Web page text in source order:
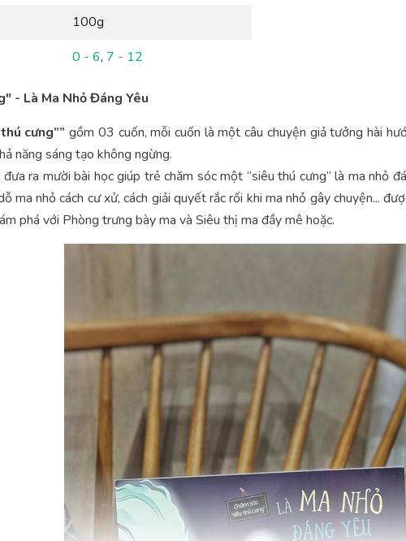
100g
0 - 6, 7 - 12
- Là Ma Nhỏ Đáng Yêu
cưng”” gồm 03 cuốn, mỗi cuốn là một câu chuyện giả tưởng hài
năng sáng tạo không ngừng.
đưa ra mười bài học giúp trẻ chăm sóc một “siêu thú cưng” là ma nhỏ
ma nhỏ cách cư xử, cách giải quyết rắc rối khi ma nhỏ gây chuyện...
phá với Phòng trưng bày ma và Siêu thị ma đầy mê hoặc.